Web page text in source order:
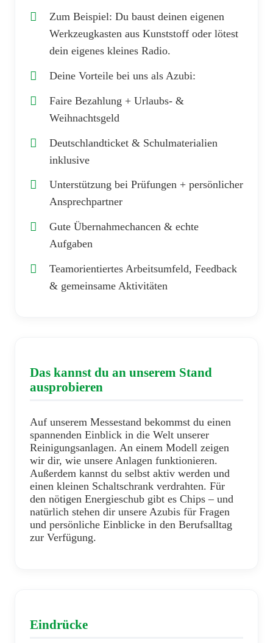
Zum Beispiel: Du baust deinen eigenen
Werkzeugkasten aus Kunststoff oder lötest
dein eigenes kleines Radio.
Deine Vorteile bei uns als Azubi:
Faire Bezahlung + Urlaubs- &
Weihnachtsgeld
Deutschlandticket & Schulmaterialien
inklusive
Unterstützung bei Prüfungen + persönlicher
Ansprechpartner
Gute Übernahmechancen & echte
Aufgaben
Teamorientiertes Arbeitsumfeld, Feedback
& gemeinsame Aktivitäten
Das kannst du an unserem Stand
ausprobieren
Auf unserem Messestand bekommst du einen
spannenden Einblick in die Welt unserer
Reinigungsanlagen. An einem Modell zeigen
wir dir, wie unsere Anlagen funktionieren.
Außerdem kannst du selbst aktiv werden und
einen kleinen Schaltschrank verdrahten. Für
den nötigen Energieschub gibt es Chips – und
natürlich stehen dir unsere Azubis für Fragen
und persönliche Einblicke in den Berufsalltag
zur Verfügung.
Eindrücke